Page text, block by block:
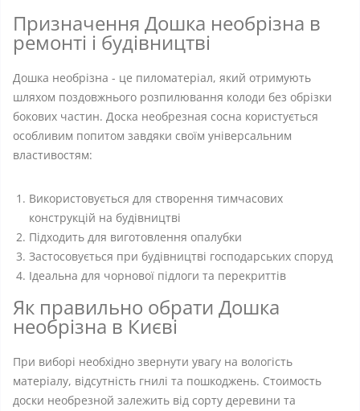
Призначення Дошка необрізна в
ремонті і будівництві
Дошка необрізна - це пиломатеріал, який отримують
шляхом поздовжнього розпилювання колоди без обрізки
бокових частин. Доска необрезная сосна користується
особливим попитом завдяки своїм універсальним
властивостям:
Використовується для створення тимчасових
конструкцій на будівництві
Підходить для виготовлення опалубки
Застосовується при будівництві господарських споруд
Ідеальна для чорнової підлоги та перекриттів
Як правильно обрати Дошка
необрізна в Києві
При виборі необхідно звернути увагу на вологість
матеріалу, відсутність гнилі та пошкоджень. Стоимость
доски необрезной залежить від сорту деревини та